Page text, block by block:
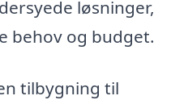
løsninger,
behov og budget.
tilbygning til